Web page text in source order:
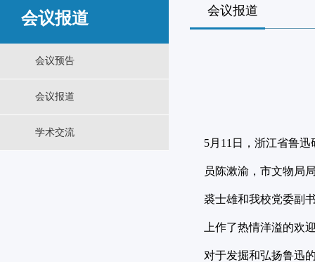
会议报道
会议预告
会议报道
学术交流
会议报道
5月11日，浙江省鲁
员陈漱渝，市文物局
裘士雄和我校党委副
上作了热情洋溢的欢
对于发掘和弘扬鲁迅